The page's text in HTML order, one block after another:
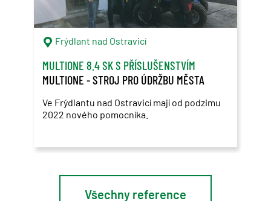
Frýdlant nad Ostravicí
MULTIONE 8.4 SK S PŘÍSLUŠENSTVÍM
MULTIONE - STROJ PRO ÚDRŽBU MĚSTA
Ve Frýdlantu nad Ostravicí mají od podzimu
2022 nového pomocníka.
Všechny reference